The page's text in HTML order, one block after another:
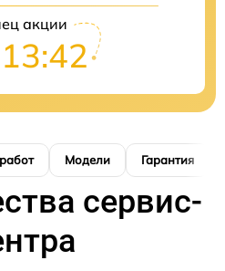
акции
Модели Гарантия
сервис-